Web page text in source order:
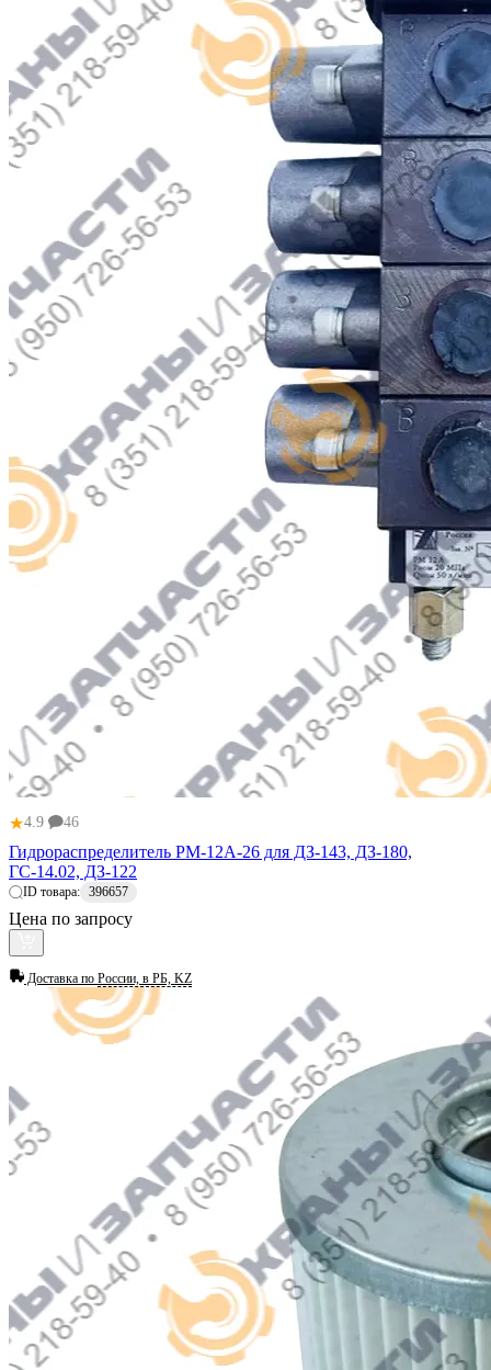
★4.9 46
Гидрораспределитель РМ-12А-26 для ДЗ-143, ДЗ-180,
ГС-14.02, ДЗ-122
ID товара: 396657
Цена по запросу
Доставка по России, в РБ, KZ